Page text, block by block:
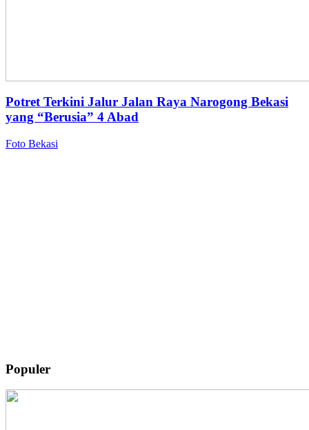
Potret Terkini Jalur Jalan Raya Narogong Bekasi
yang “Berusia” 4 Abad
Foto Bekasi
Populer